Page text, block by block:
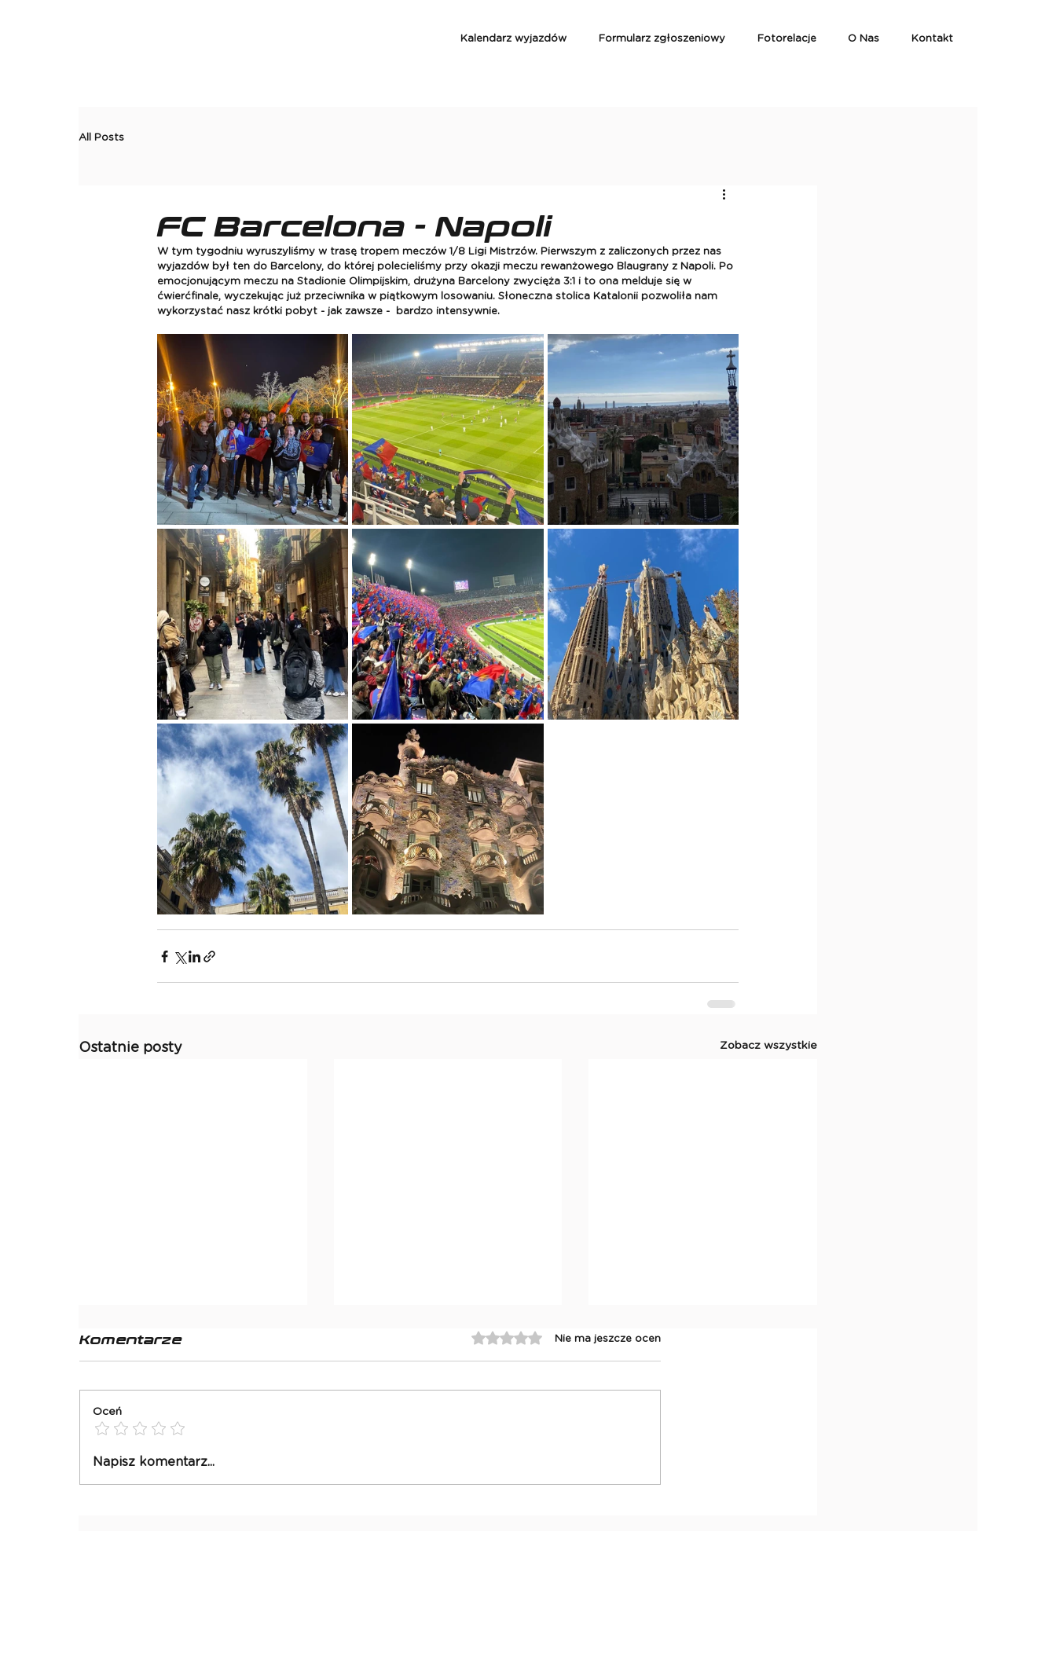
Kalendarz wyjazdów Formularz zgłoszeniowy Fotorelacje O Nas Kontakt
All Posts
FC Barcelona - Napoli
W tym tygodniu wyruszyliśmy w trasę tropem meczów 1/8 Ligi Mistrzów. Pierwszym z zaliczonych przez nas
wyjazdów był ten do Barcelony, do której polecieliśmy przy okazji meczu rewanżowego Blaugrany z Napoli. Po
emocjonującym meczu na Stadionie Olimpijskim, drużyna Barcelony zwycięża 3:1 i to ona melduje się w
ćwierćfinale, wyczekując już przeciwnika w piątkowym losowaniu. Słoneczna stolica Katalonii pozwoliła nam
wykorzystać nasz krótki pobyt - jak zawsze -  bardzo intensywnie.
Ostatnie posty Zobacz wszystkie
F1 GP Hiszpanii
2026
Barcelona - Real
Komentarze Oceniono na 0 z 5 gwiazdek.
Nie ma jeszcze ocen
Oceń
Napisz komentarz...